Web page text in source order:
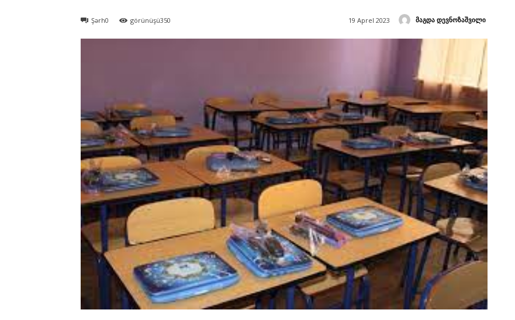
მაგდა დევნოზაშვილი
19 Aprel 2023
Şərh0 görünüşü350